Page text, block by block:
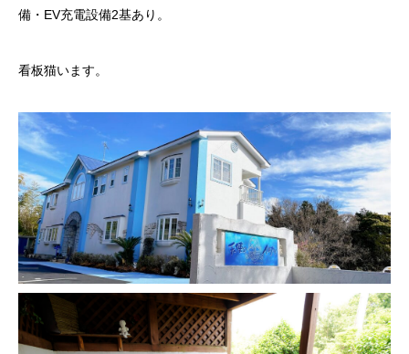
備・EV充電設備2基あり。
看板猫います。